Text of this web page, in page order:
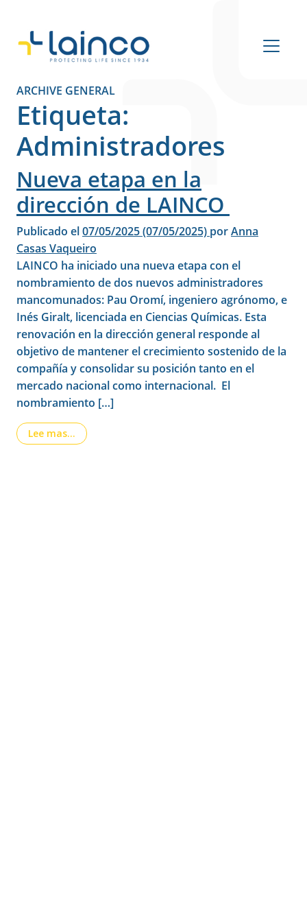
Navegación principal
ARCHIVE GENERAL
Etiqueta:
Administradores
Nueva etapa en la
dirección de LAINCO
Publicado el07/05/2025(07/05/2025) porAnna
Casas Vaqueiro
LAINCO ha iniciado una nueva etapa con el
nombramiento de dos nuevos administradores
mancomunados: Pau Oromí, ingeniero agrónomo, e
Inés Giralt, licenciada en Ciencias Químicas. Esta
renovación en la dirección general responde al
objetivo de mantener el crecimiento sostenido de la
compañía y consolidar su posición tanto en el
mercado nacional como internacional. El
nombramiento […]
Lee mas… from Nueva etapa en la dirección de LAINCO